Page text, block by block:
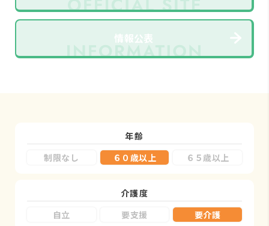
情報公表
年齢
制限なし
６０歳以上 ６５歳以上
介護度
自立
要支援 要介護